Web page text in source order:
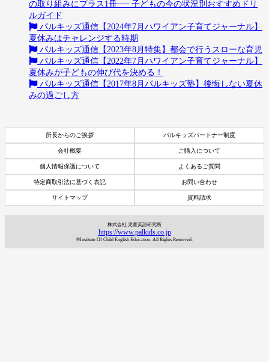
の取り組みにプラス1冊── 子どもの今の状況別おすすめドリ
ルガイド
パルキッズ通信【2024年7月ハワイアン子育てジャーナル】
夏休みはチャレンジする時期
パルキッズ通信【2023年8月特集】都会で行うスローな育児
パルキッズ通信【2022年7月ハワイアン子育てジャーナル】
夏休みが子どもの伸び代を決める！
パルキッズ通信【2017年8月パルキッズ塾】後悔しない夏休
みの過ごし方
所長からのご挨拶 パルキッズパートナー制度
会社概要 ご購入について
個人情報保護について よくあるご質問
特定商取引法に基づく表記 お問い合わせ
サイトマップ 資料請求
株式会社 児童英語研究所
https://www.palkids.co.jp
©Institute Of Child English Education. All Rights Reserved.